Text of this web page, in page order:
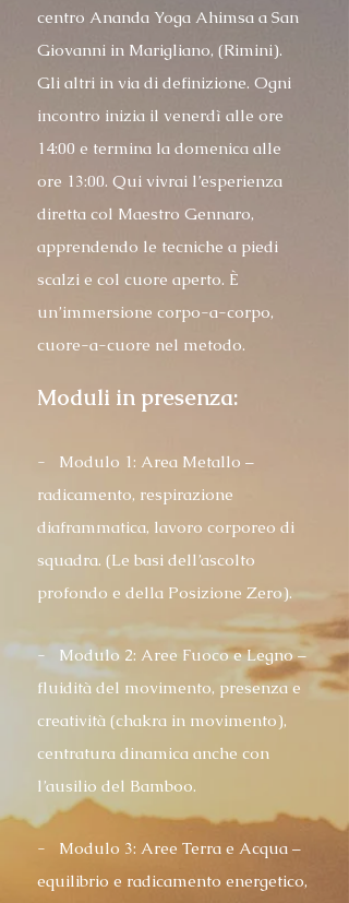
centro Ananda Yoga Ahimsa a San
Giovanni in Marigliano, (Rimini).
Gli altri in via di definizione. Ogni
incontro inizia il venerdì alle ore
14:00 e termina la domenica alle
ore 13:00. Qui vivrai l’esperienza
diretta col Maestro Gennaro,
apprendendo le tecniche a piedi
scalzi e col cuore aperto. È
un’immersione corpo-a-corpo,
cuore-a-cuore nel metodo.
Moduli in presenza:
- Modulo 1: Area Metallo –
radicamento, respirazione
diaframmatica, lavoro corporeo di
squadra. (Le basi dell’ascolto
profondo e della Posizione Zero).
- Modulo 2: Aree Fuoco e Legno –
fluidità del movimento, presenza e
creatività (chakra in movimento),
centratura dinamica anche con
l’ausilio del Bamboo.
- Modulo 3: Aree Terra e Acqua –
equilibrio e radicamento energetico,